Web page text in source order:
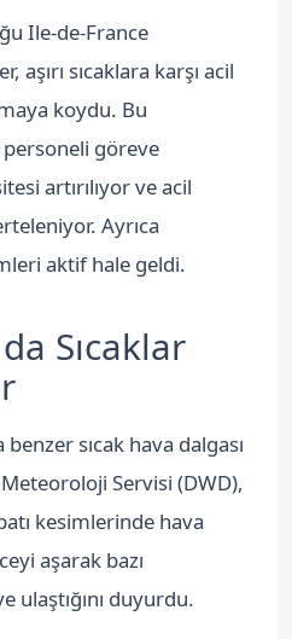
Ile-de-France
aşırı sıcaklara karşı acil
koydu. Bu
personeli göreve
artırılıyor ve acil
Ayrıca
aktif hale geldi.
Sıcaklar
sıcak hava dalgası
Servisi (DWD),
kesimlerinde hava
aşarak bazı
ulaştığını duyurdu.